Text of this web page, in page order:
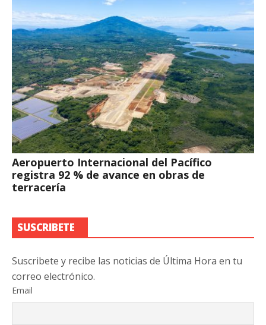
Aeropuerto Internacional del Pacífico
registra 92 % de avance en obras de
terracería
SUSCRIBETE
Suscribete y recibe las noticias de Última Hora en tu
correo electrónico.
Email